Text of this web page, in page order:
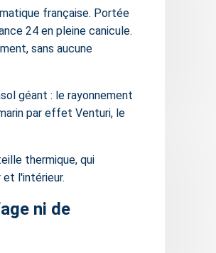
française. Portée
24 en pleine canicule.
sans aucune
géant : le rayonnement
par effet Venturi, le
thermique, qui
l'intérieur.
ni de